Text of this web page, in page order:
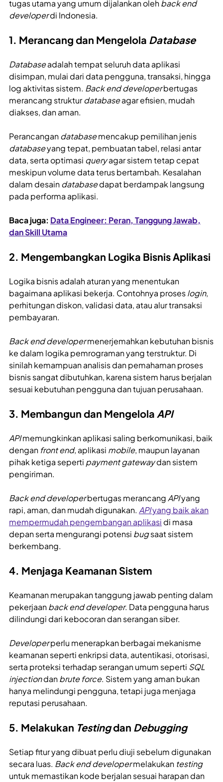
tugas utama yang umum dijalankan olehback end
developerdi Indonesia.
1. Merancang dan Mengelola Database
Databaseadalah tempat seluruh data aplikasi
disimpan, mulai dari data pengguna, transaksi, hingga
log aktivitas sistem. Back end developerbertugas
merancang strukturdatabaseagar efisien, mudah
diakses, dan aman.
Perancangandatabasemencakup pemilihan jenis
databaseyang tepat, pembuatan tabel, relasi antar
data, serta optimasi queryagar sistem tetap cepat
meskipun volume data terus bertambah. Kesalahan
dalam desaindatabasedapat berdampak langsung
pada performa aplikasi.
Baca juga: Data Engineer: Peran, Tanggung Jawab,
dan Skill Utama
2. Mengembangkan Logika Bisnis Aplikasi
Logika bisnis adalah aturan yang menentukan
bagaimana aplikasi bekerja. Contohnya proseslogin,
perhitungan diskon, validasi data, atau alur transaksi
pembayaran.
Back end developermenerjemahkan kebutuhan bisnis
ke dalam logika pemrograman yang terstruktur. Di
sinilah kemampuan analisis dan pemahaman proses
bisnis sangat dibutuhkan, karena sistem harus berjalan
sesuai kebutuhan pengguna dan tujuan perusahaan.
3. Membangun dan Mengelola API
APImemungkinkan aplikasi saling berkomunikasi, baik
dengan front end, aplikasi mobile, maupun layanan
pihak ketiga seperti payment gatewaydan sistem
pengiriman.
Back end developerbertugas merancangAPIyang
rapi, aman, dan mudah digunakan. APIyang baik akan
mempermudah pengembangan aplikasi di masa
depan serta mengurangi potensi bugsaat sistem
berkembang.
4. Menjaga Keamanan Sistem
Keamanan merupakan tanggung jawab penting dalam
pekerjaanback end developer. Data pengguna harus
dilindungi dari kebocoran dan serangan siber.
Developerperlu menerapkan berbagai mekanisme
keamanan seperti enkripsi data, autentikasi, otorisasi,
serta proteksi terhadap serangan umum seperti SQL
injectiondanbrute force. Sistem yang aman bukan
hanya melindungi pengguna, tetapi juga menjaga
reputasi perusahaan.
5. Melakukan Testingdan Debugging
Setiap fitur yang dibuat perlu diuji sebelum digunakan
secara luas. Back end developermelakukan testing
untuk memastikan kode berjalan sesuai harapan dan